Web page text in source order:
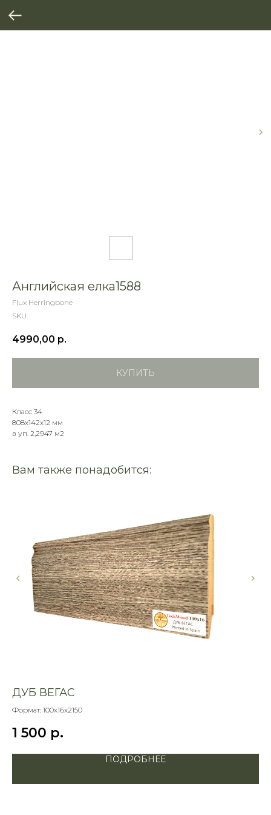
Английская елка1588
Flux Herringbone
SKU:
4990,00 р.
КУПИТЬ
Класс 34
808х142х12 мм
в уп. 2,2947 м2
Вам также понадобится:
ДУБ ВЕГАС
Формат: 100х16х2150
1 500 р.
ПОДРОБНЕЕ